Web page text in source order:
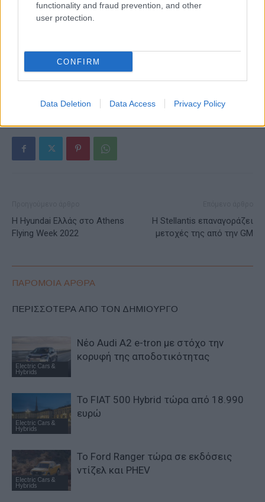
functionality and fraud prevention, and other
user protection.
CONFIRM
Data Deletion Data Access Privacy Policy
Alpha Bank: Για πρώτη φορά το Αρχαίο Θέατρο Επιδαύρου
άνοιξε τις πύλες του σε όλους
ΕΤΙΚΕΤΕΣ Fiat 500e Jeep Wrangler 4xe
STELLANTIS
Η Hyundai Ελλάς στο Athens
Flying Week 2022
Η Stellantis επαναγοράζει
μετοχές της από την GM
ΠΑΡΟΜΟΙΑ ΑΡΘΡΑ
ΠΕΡΙΣΣΟΤΕΡΑ ΑΠΟ ΤΟΝ ΔΗΜΙΟΥΡΓΟ
Electric Cars &
Hybrids
Νέο Audi A2 e-tron με στόχο την
κορυφή της αποδοτικότητας
Electric Cars &
Hybrids
Το FIAT 500 Hybrid τώρα από 18.990
ευρώ
Electric Cars &
Hybrids
Το Ford Ranger τώρα σε εκδόσεις
ντίζελ και PHEV